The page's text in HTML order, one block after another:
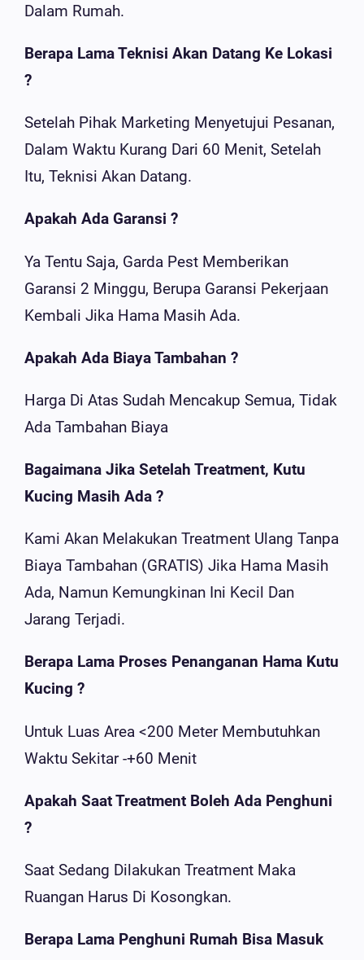
Dalam Rumah.
Berapa Lama Teknisi Akan Datang Ke Lokasi
?
Setelah Pihak Marketing Menyetujui Pesanan,
Dalam Waktu Kurang Dari 60 Menit, Setelah
Itu, Teknisi Akan Datang.
Apakah Ada Garansi ?
Ya Tentu Saja, Garda Pest Memberikan
Garansi 2 Minggu, Berupa Garansi Pekerjaan
Kembali Jika Hama Masih Ada.
Apakah Ada Biaya Tambahan ?
Harga Di Atas Sudah Mencakup Semua, Tidak
Ada Tambahan Biaya
Bagaimana Jika Setelah Treatment, Kutu
Kucing Masih Ada ?
Kami Akan Melakukan Treatment Ulang Tanpa
Biaya Tambahan (GRATIS) Jika Hama Masih
Ada, Namun Kemungkinan Ini Kecil Dan
Jarang Terjadi.
Berapa Lama Proses Penanganan Hama Kutu
Kucing ?
Untuk Luas Area <200 Meter Membutuhkan
Waktu Sekitar -+60 Menit
Apakah Saat Treatment Boleh Ada Penghuni
?
Saat Sedang Dilakukan Treatment Maka
Ruangan Harus Di Kosongkan.
Berapa Lama Penghuni Rumah Bisa Masuk